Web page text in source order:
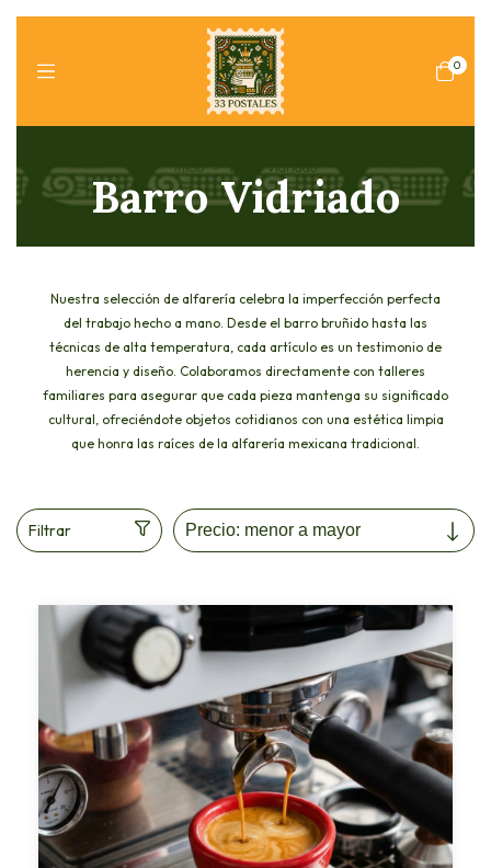
0
Inicio > Barro Vidriado
Barro Vidriado
Nuestra selección de alfarería celebra la imperfección perfecta
del trabajo hecho a mano. Desde el barro bruñido hasta las
técnicas de alta temperatura, cada artículo es un testimonio de
herencia y diseño. Colaboramos directamente con talleres
familiares para asegurar que cada pieza mantenga su significado
cultural, ofreciéndote objetos cotidianos con una estética limpia
que honra las raíces de la alfarería mexicana tradicional.
Filtrar